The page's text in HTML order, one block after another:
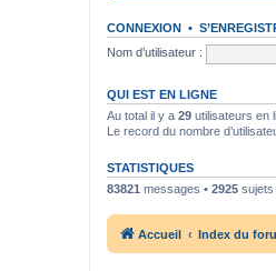
CONNEXION •
Nom d’utilisateur :
QUI EST EN LIGNE
Au total il y a 29 utilisateurs en
Le record du nombre
STATISTIQUES
83821 messages • 2925 sujets
Accueil Index du